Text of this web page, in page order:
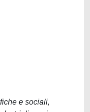
e sociali,